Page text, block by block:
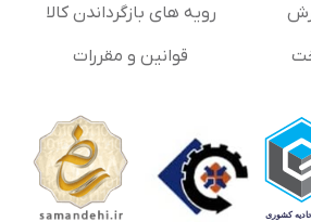
رویه های بازگرداندن کالا
قوانین و مقررات